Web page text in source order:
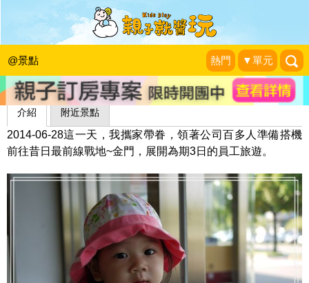
@景點 熱門 ▼單元
一窺歷史的秘密～金門陳景蘭洋樓
美岱子@廣播電台
介紹 附近景點
2014-06-28這一天，我攜家帶眷，領著公司百多人準備搭機
前往昔日最前線戰地~金門，展開為期3日的員工旅遊。